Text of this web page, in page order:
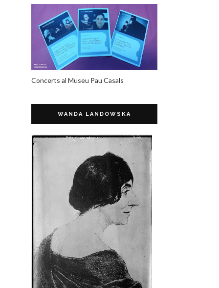
Concerts al Museu Pau Casals
WANDA LANDOWSKA